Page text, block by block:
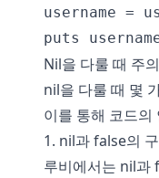
username =
Nil을 다룰 때 주
nil을 다룰 때 몇
이를 통해 코드의
1. nil과 false의
루비에서는 nil과